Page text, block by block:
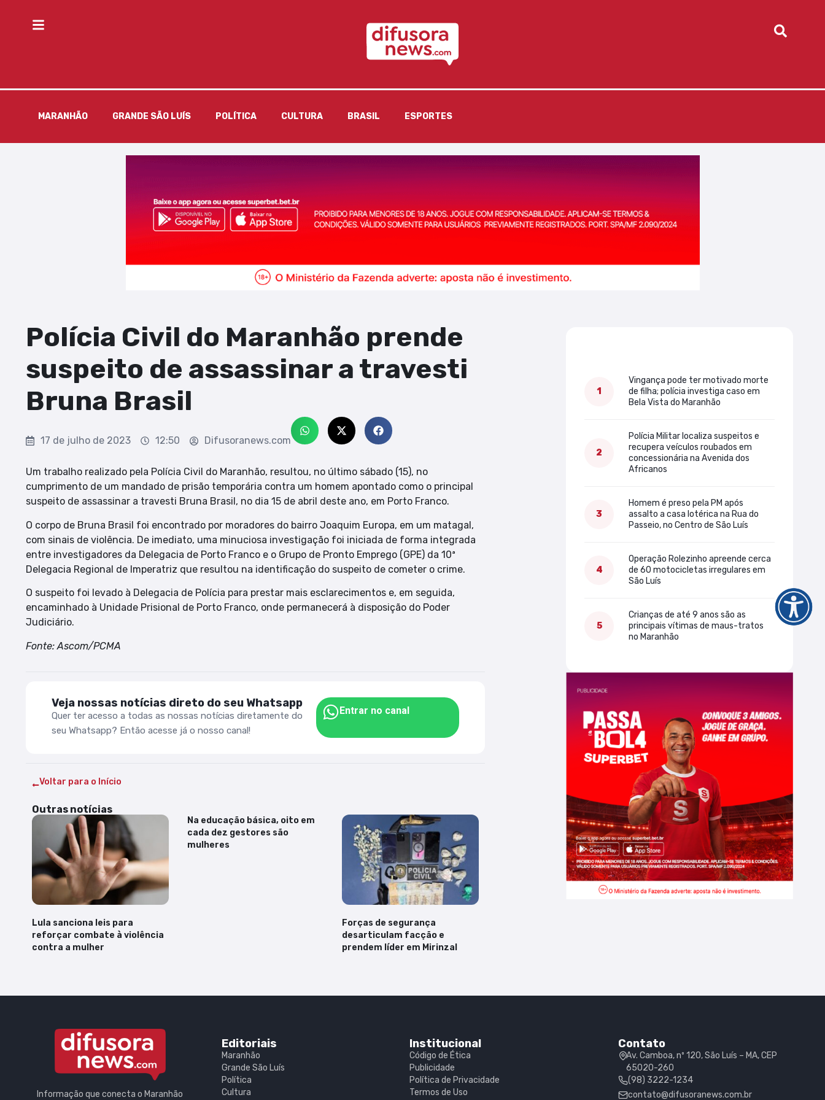
MARANHÃO GRANDE SÃO LUÍS POLÍTICA CULTURA BRASIL ESPORTES
Polícia Civil do Maranhão prende
suspeito de assassinar a travesti
Bruna Brasil
17 de julho de 2023 12:50 Difusoranews.com
Um trabalho realizado pela Polícia Civil do Maranhão, resultou, no último sábado (15), no
cumprimento de um mandado de prisão temporária contra um homem apontado como o principal
suspeito de assassinar a travesti Bruna Brasil, no dia 15 de abril deste ano, em Porto Franco.
O corpo de Bruna Brasil foi encontrado por moradores do bairro Joaquim Europa, em um matagal,
com sinais de violência. De imediato, uma minuciosa investigação foi iniciada de forma integrada
entre investigadores da Delegacia de Porto Franco e o Grupo de Pronto Emprego (GPE) da 10ª
Delegacia Regional de Imperatriz que resultou na identificação do suspeito de cometer o crime.
O suspeito foi levado à Delegacia de Polícia para prestar mais esclarecimentos e, em seguida,
encaminhado à Unidade Prisional de Porto Franco, onde permanecerá à disposição do Poder
Judiciário.
Fonte: Ascom/PCMA
Veja nossas notícias direto do seu Whatsapp
Quer ter acesso a todas as nossas notícias diretamente do
seu Whatsapp? Então acesse já o nosso canal!
Entrar no canal
Voltar para o Início
Outras notícias
Lula sanciona leis para
reforçar combate à violência
contra a mulher
Na educação básica, oito em
cada dez gestores são
mulheres
Forças de segurança
desarticulam facção e
prendem líder em Mirinzal
Vingança pode ter motivado morte
de filha; polícia investiga caso em
Bela Vista do Maranhão
Polícia Militar localiza suspeitos e
recupera veículos roubados em
concessionária na Avenida dos
Africanos
Homem é preso pela PM após
assalto a casa lotérica na Rua do
Passeio, no Centro de São Luís
Operação Rolezinho apreende cerca
de 60 motocicletas irregulares em
São Luís
Crianças de até 9 anos são as
principais vítimas de maus-tratos
no Maranhão
Informação que conecta o Maranhão
Editoriais
Maranhão
Grande São Luís
Política
Cultura
Institucional
Código de Ética
Publicidade
Política de Privacidade
Termos de Uso
Contato
Av. Camboa, nº 120, São Luís – MA, CEP
65020-260
(98) 3222-1234
contato@difusoranews.com.br